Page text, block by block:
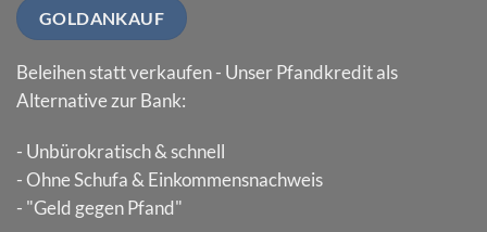
GOLDANKAUF
Beleihen statt verkaufen - Unser Pfandkredit als
Alternative zur Bank:
- Unbürokratisch & schnell
- Ohne Schufa & Einkommensnachweis
- "Geld gegen Pfand"